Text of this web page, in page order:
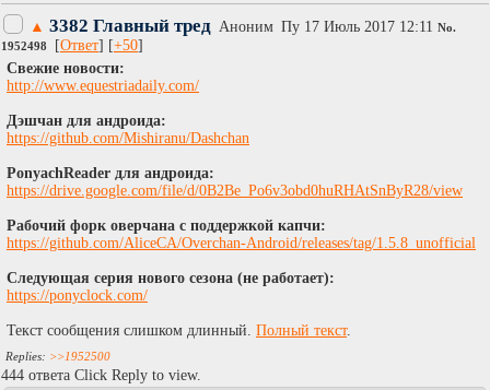
▲ 3382 Главный тред Аноним Пy 17 Июль 2017 12:11 No.
1952498
[Ответ] [+50]
Cвежие новости:
http://www.equestriadaily.com/
Дэшчан для андроида:
https://github.com/Mishiranu/Dashchan
PonyachReader для андроида:
https://drive.google.com/file/d/0B2Be_Po6v3obd0huRHAtSnByR28/view
Рабочий форк оверчана с поддержкой капчи:
https://github.com/AliceCA/Overchan-Android/releases/tag/1.5.8_unofficial
Следующая серия нового сезона (не работает):
https://ponyclock.com/
Текст сообщения слишком длинный. Полный текст.
>>1952500
444 ответа Click Reply to view.